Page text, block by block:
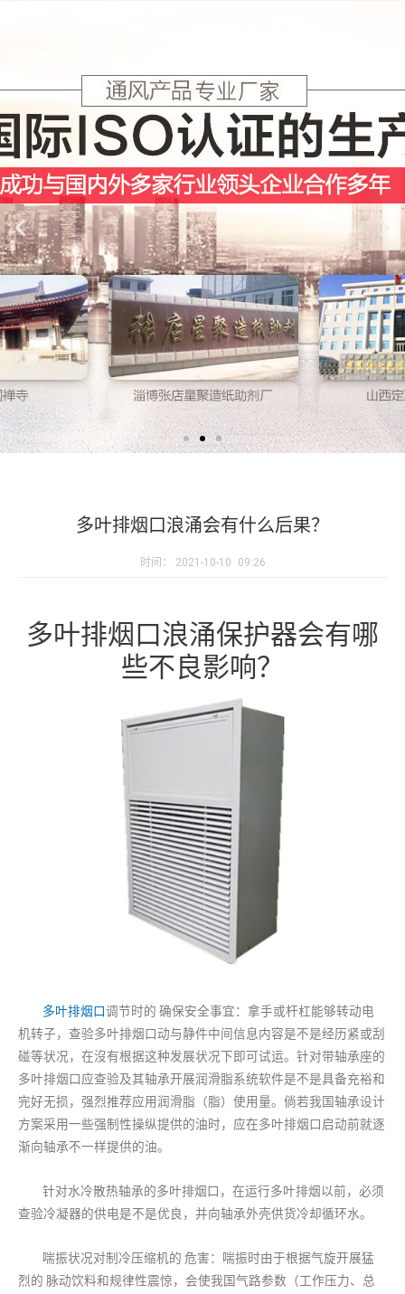
多叶排烟口浪涌会有什么后果？
时间： 2021-10-10 09:26
多叶排烟口浪涌保护器会有哪
些不良影响？
多叶排烟口调节时的 确保安全事宜：拿手或杆杠能够转动电
机转子，查验多叶排烟口动与静件中间信息内容是不是经历紧或刮
碰等状况，在沒有根据这种发展状况下即可试运。针对带轴承座的
多叶排烟口应查验及其轴承开展润滑脂系统软件是不是具备充裕和
完好无损，强烈推荐应用润滑脂（脂）使用量。倘若我国轴承设计
方案采用一些强制性操纵提供的油时，应在多叶排烟口启动前就逐
渐向轴承不一样提供的油。
针对水冷散热轴承的多叶排烟口，在运行多叶排烟以前，必须
查验冷凝器的供电是不是优良，并向轴承外壳供货冷却循环水。
喘振状况对制冷压缩机的 危害：喘振时由于根据气旋开展猛
烈的 脉动饮料和规律性震惊，会使我国气路参数（工作压力、总